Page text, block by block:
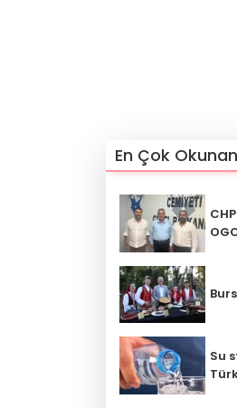
En Çok
Su